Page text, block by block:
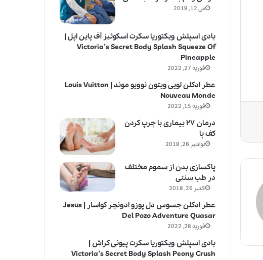
می 12, 2019
بادی اسپلش ویکتوریا سکرت اسکوئیز آف پاین اپل |
Victoria’s Secret Body Splash Squeeze Of
Pineapple
فوریه 27, 2022
عطر ادکلن لویی ویتون نوویو موند | Louis Vuitton
Nouveau Monde
فوریه 15, 2022
درمان ۲۷ بیماری با چرپ کردن
کف پا
نوامبر 26, 2018
پاکسازی بدن از سموم مختلف
در طب سنتی
اکتبر 26, 2018
عطر ادکلن جسوس دل پوزو ادونچر کواسار | Jesus
Del Pozo Adventure Quasar
فوریه 28, 2022
بادی اسپلش ویکتوریا سکرت پیونی کراش |
Victoria’s Secret Body Splash Peony Crush